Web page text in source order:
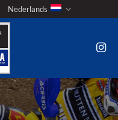
Nederlands